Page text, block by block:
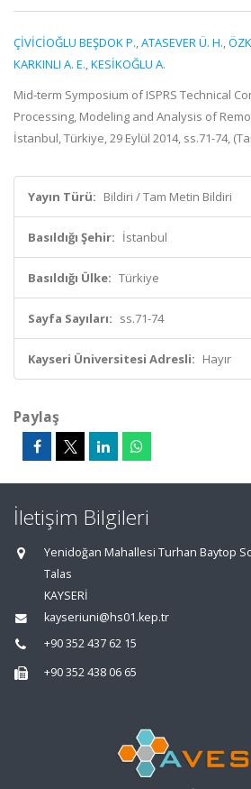
ÇİVİCİOĞLU BEŞDOK P.,ATASEVER Ü. H.,
KARKINLI A. E.,KESİKOĞLU A.
Mid-term Symposium of ISPRS Technical
Processing, Modeling and Analysis of
İstanbul, Türkiye, 29 Eylül 2014, ss.71-74,
Yayın Türü: Bildiri / Tam Metin Bildiri
Basıldığı Şehir: İstanbul
Basıldığı Ülke: Türkiye
Sayfa Sayıları: ss.71-74
Kayseri Üniversitesi Adresli: Hayır
Paylaş
İletişim Bilgileri
Yenidoğan Mahallesi Turhan Baytop
Talas
KAYSERİ
kayseriuni@hs01.kep.tr
+90 352 437 62 15
+90 352 438 06 65